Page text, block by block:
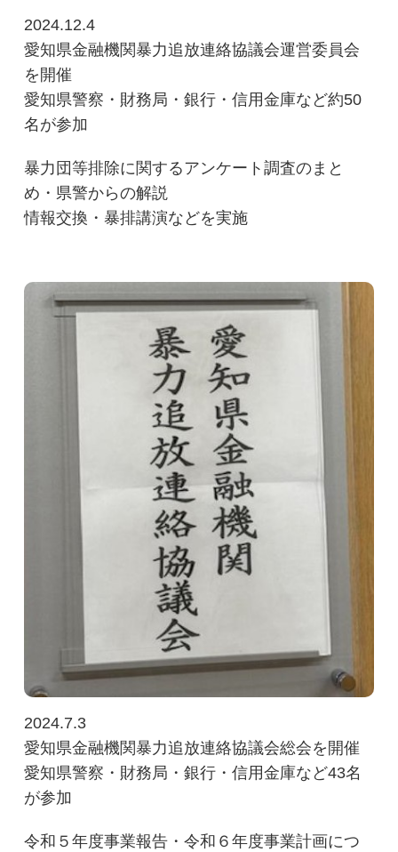
2024.12.4
愛知県金融機関暴力追放連絡協議会運営委員会
を開催
愛知県警察・財務局・銀行・信用金庫など約50
名が参加
暴力団等排除に関するアンケート調査のまと
め・県警からの解説
情報交換・暴排講演などを実施
2024.7.3
愛知県金融機関暴力追放連絡協議会総会を開催
愛知県警察・財務局・銀行・信用金庫など43名
が参加
令和５年度事業報告・令和６年度事業計画につ